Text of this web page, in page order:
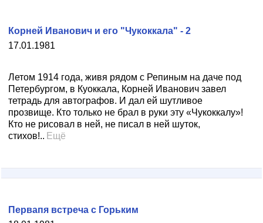
17.01.1981
Корней Иванович и его "Чукоккала" - 2
Летом 1914 года, живя рядом с Репиным на даче под
Петербургом, в Куоккала, Корней Иванович завел
тетрадь для автографов. И дал ей шутливое
прозвище. Кто только не брал в руки эту «Чукоккалу»!
Кто не рисовал в ней, не писал в ней шуток,
стихов!.. Ещё
Первапя встреча с Горьким